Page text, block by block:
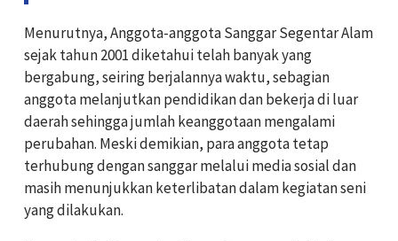
Menurutnya, Anggota-anggota Sanggar Segentar Alam
sejak tahun 2001 diketahui telah banyak yang
bergabung, seiring berjalannya waktu, sebagian
anggota melanjutkan pendidikan dan bekerja di luar
daerah sehingga jumlah keanggotaan mengalami
perubahan. Meski demikian, para anggota tetap
terhubung dengan sanggar melalui media sosial dan
masih menunjukkan keterlibatan dalam kegiatan seni
yang dilakukan.